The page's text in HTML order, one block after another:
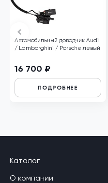
Автомобильный доводчик Audi
/ Lamborghini / Porsche левый
16 700 ₽
ПОДРОБНЕЕ
Каталог
О компании